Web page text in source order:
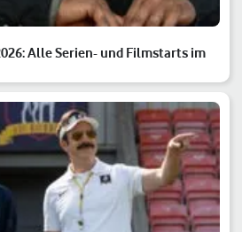
Alle Serien- und Filmstarts im